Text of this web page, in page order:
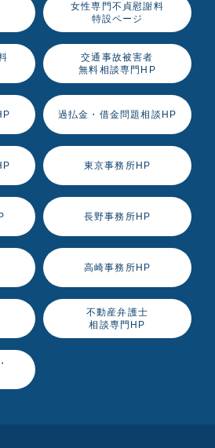
女性専門不貞慰謝料
特設ページ
交通事故被害者
無料相談専門HP
過払金・借金問題相談HP
東京事務所HP
長野事務所HP
高崎事務所HP
不動産弁護士
相談専門HP